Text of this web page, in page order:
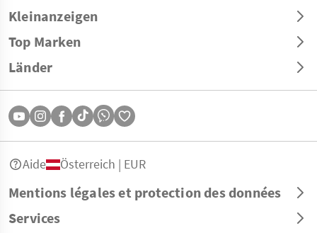
Kleinanzeigen
Top Marken
Länder
Mentions légales et protection des données
Services
Aide Österreich | EUR